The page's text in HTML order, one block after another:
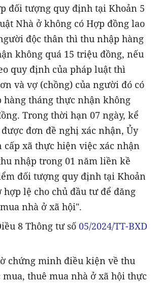
đối tượng quy định tại Khoản 5
Nhà ở không có Hợp đồng lao
độc thân thì thu nhập hàng
không quá 15 triệu đồng, nếu
quy định của pháp luật thì
và vợ (chồng) của người đó có
hàng tháng thực nhận không
Trong thời hạn 07 ngày, kể
đơn đề nghị xác nhận, Ủy
cấp xã thực hiện việc xác nhận
nhập trong 01 năm liền kề
đối tượng quy định tại Khoản
hợp lệ cho chủ đầu tư để đăng
nhà ở xã hội".
8 Thông tư số 05/2024/TT-BXD
chứng minh điều kiện về thu
thuê mua nhà ở xã hội thực